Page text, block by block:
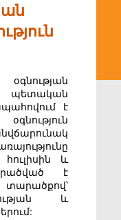
է
և
է
և